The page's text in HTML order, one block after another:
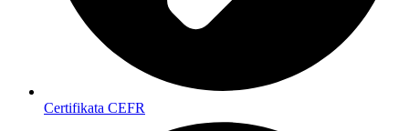
Certifikata CEFR